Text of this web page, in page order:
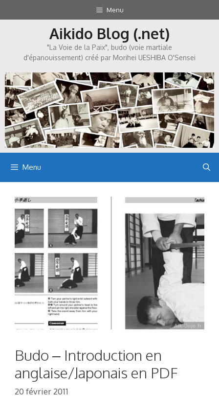
au
Menu
Aikido Blog (.net)
"La Voie de la Paix", budo (voie martiale
d'épanouissement) créé par Morihei UESHIBA O'Sensei
Menu
Budo – Introduction en
anglaise/Japonais en PDF
20 février 2011